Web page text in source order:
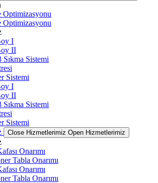
Optimizasyonu
Optimizasyonu
I
II
Sistemi
Sistemi
I
II
Sistemi
Sistemi
Close Hizmetlerimiz Open Hizmetlerimiz
Onarımı
Tabla Onarımı
Onarımı
Tabla Onarımı